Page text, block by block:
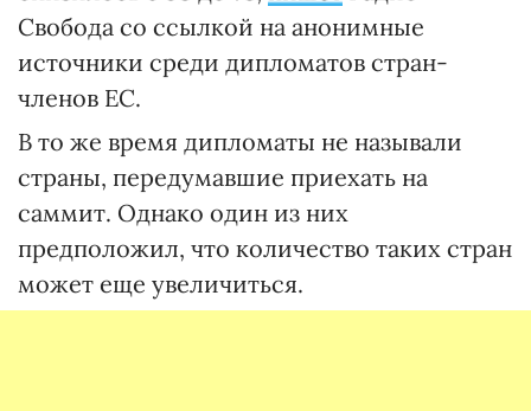
Свобода со ссылкой на анонимные
источники среди дипломатов стран-
членов ЕС.
В то же время дипломаты не называли
страны, передумавшие приехать на
саммит. Однако один из них
предположил, что количество таких стран
может еще увеличиться.